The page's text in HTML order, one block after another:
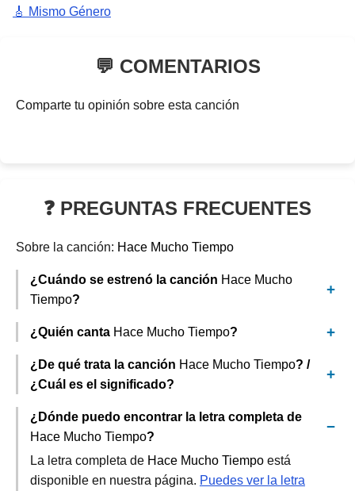
🎸 Mismo Género
💬 COMENTARIOS
Comparte tu opinión sobre esta canción
❓ PREGUNTAS FRECUENTES
Sobre la canción: Hace Mucho Tiempo
¿Cuándo se estrenó la canción Hace Mucho
Tiempo?
¿Quién canta Hace Mucho Tiempo?
¿De qué trata la canción Hace Mucho Tiempo? /
¿Cuál es el significado?
¿Dónde puedo encontrar la letra completa de
Hace Mucho Tiempo?
La letra completa de Hace Mucho Tiempo está
disponible en nuestra página. Puedes ver la letra